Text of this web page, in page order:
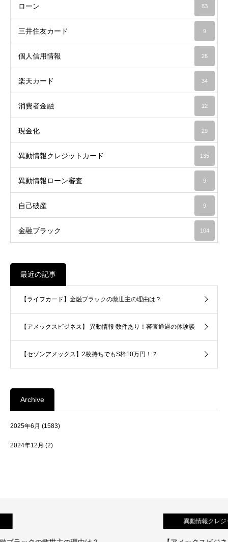
ローン 83
三井住友カード 9
個人信用情報 26
楽天カード 34
消費者金融 12
現金化 29
異動情報クレジットカード 135
異動情報ローン審査 9
自己破産 9
金融ブラック 104
最近の記事
【ライフカード】金融ブラックの救世主の理由は？
【アメックスビジネス】 異動情報 数件あり！審査通過の体験談
【セゾンアメックス】2枚持ちでもS枠10万円！？
Archive
2025年6月 (1583)
2024年12月 (2)